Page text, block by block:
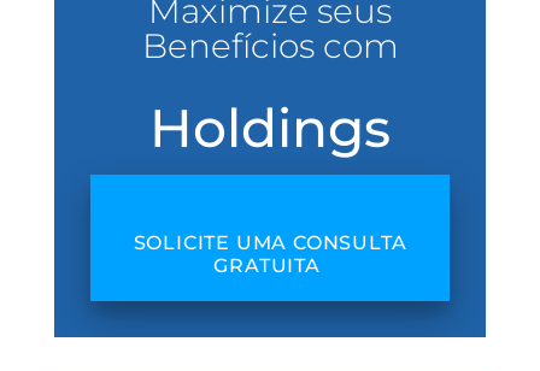
Maximize seus
Benefícios com
Holdings
SOLICITE UMA CONSULTA
GRATUITA